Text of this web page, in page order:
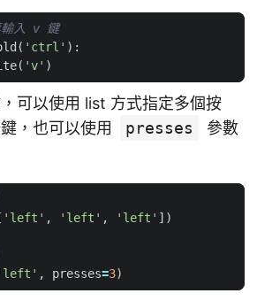
入 v 鍵
( 'ctrl' ):
( 'v' )
可以使用 list 方式指定多個按
，也可以使用
presses
參數
'left' , 'left' , 'left' ])
, presses=3)